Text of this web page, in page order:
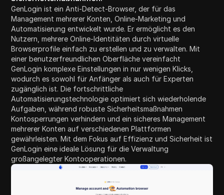
GenLogin ist ein Anti-Detect-Browser, der für das
Management mehrerer Konten, Online-Marketing und
Automatisierung entwickelt wurde. Er ermöglicht es den
Nutzern, mehrere Online-Identitäten durch virtuelle
Browserprofile einfach zu erstellen und zu verwalten. Mit
einer benutzerfreundlichen Oberfläche vereinfacht
GenLogin komplexe Einstellungen in nur wenigen Klicks,
wodurch es sowohl für Anfänger als auch für Experten
zugänglich ist. Die fortschrittliche
Automatisierungstechnologie optimiert sich wiederholende
Aufgaben, während robuste Sicherheitsmaßnahmen
Kontosperrungen verhindern und ein sicheres Management
mehrerer Konten auf verschiedenen Plattformen
gewährleisten. Mit dem Fokus auf Effizienz und Sicherheit ist
GenLogin eine ideale Lösung für die Verwaltung
großangelegter Kontooperationen.